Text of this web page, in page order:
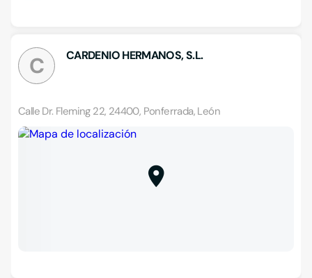
C CARDENIO HERMANOS, S.L.
Calle Dr. Fleming 22, 24400, Ponferrada, León